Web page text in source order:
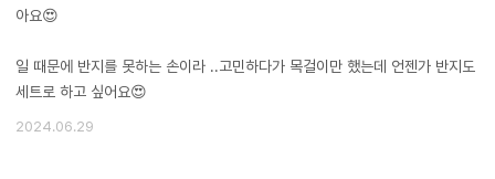
아요😍
일 때문에 반지를 못하는 손이라 ..고민하다가 목걸이만 했는데 언젠가 반지도
세트로 하고 싶어요😍
2024.06.29